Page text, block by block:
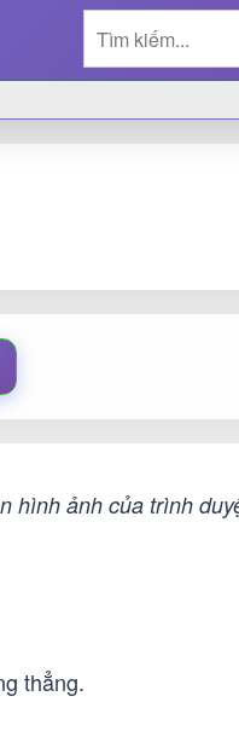
hình ảnh của trình
thẳng.